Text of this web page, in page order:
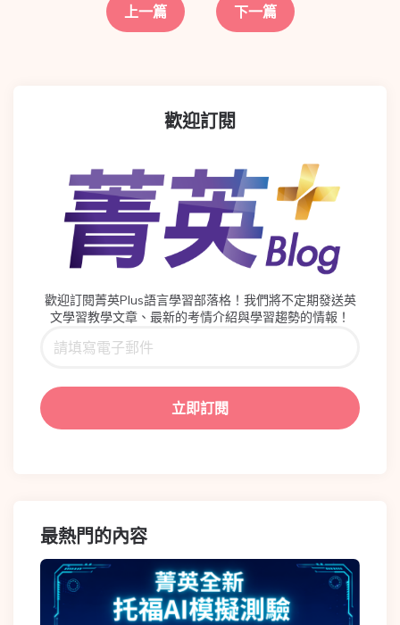
上一篇 下一篇
歡迎訂閱
歡迎訂閱菁英Plus語言學習部落格！我們將不定期發送英
文學習教學文章、最新的考情介紹與學習趨勢的情報！
最熱門的內容